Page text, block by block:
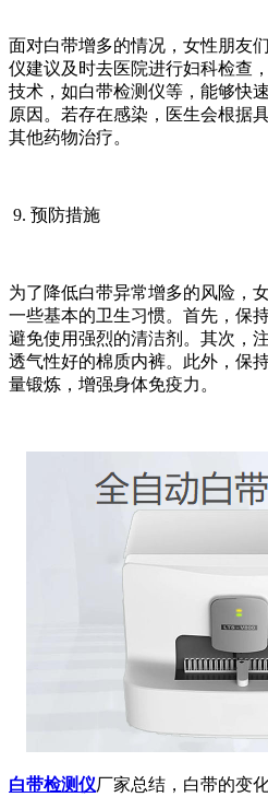
面对白带增多的情况，女性朋友
仪建议及时去医院进行妇科检查
技术，如白带检测仪等，能够快
原因。若存在感染，医生会根据
其他药物治疗。
9. 预防措施
为了降低白带异常增多的风险，
一些基本的卫生习惯。首先，保
避免使用强烈的清洁剂。其次，
透气性好的棉质内裤。此外，保
量锻炼，增强身体免疫力。
白带检测仪厂家总结，白带的变